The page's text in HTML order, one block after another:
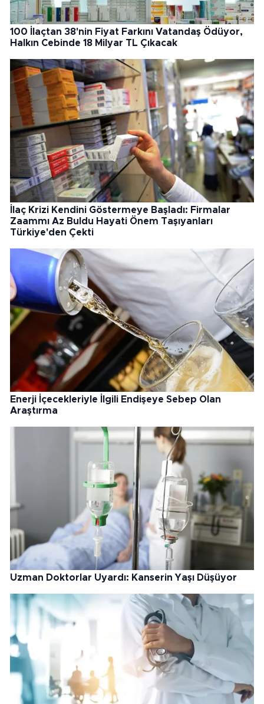
100 İlaçtan 38'nin Fiyat Farkını Vatandaş Ödüyor,
Halkın Cebinde 18 Milyar TL Çıkacak
İlaç Krizi Kendini Göstermeye Başladı: Firmalar
Zaammı Az Buldu Hayati Önem Taşıyanları
Türkiye'den Çekti
Enerji İçecekleriyle İlgili Endişeye Sebep Olan
Araştırma
Uzman Doktorlar Uyardı: Kanserin Yaşı Düşüyor